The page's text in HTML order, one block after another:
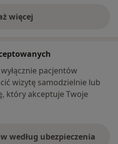
więcej
o adresie
pacjentów
wizytę samodzielnie lub
który akceptuje Twoje
według ubezpieczenia